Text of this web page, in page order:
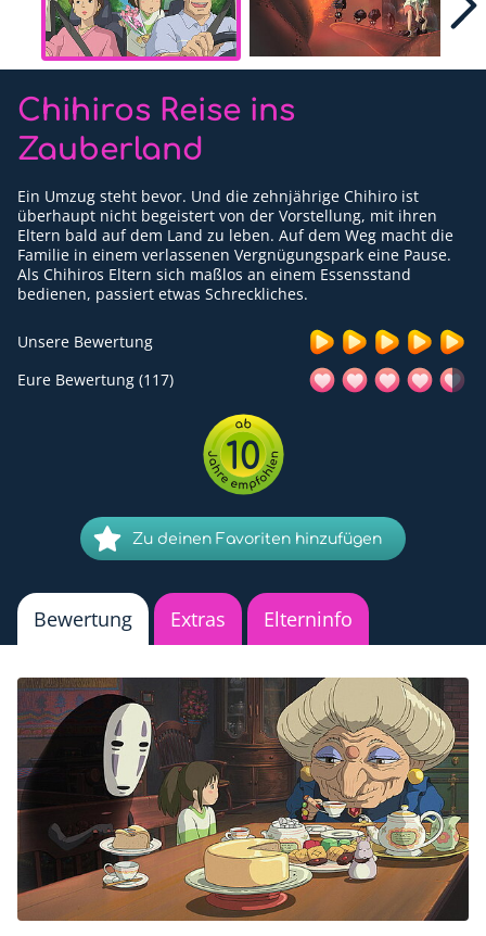
Für Erwachsene
Redaktion
Downloads
Presse
Kontakt
Datenschutzerklärung
Chihiros Reise ins
Zauberland
Ein Umzug steht bevor. Und die zehnjährige Chihiro ist
überhaupt nicht begeistert von der Vorstellung, mit ihren
Eltern bald auf dem Land zu leben. Auf dem Weg macht die
Familie in einem verlassenen Vergnügungspark eine Pause.
Als Chihiros Eltern sich maßlos an einem Essensstand
bedienen, passiert etwas Schreckliches.
Unsere Bewertung
Eure Bewertung (117)
10
Zu deinen Favoriten hinzufügen
Bewertung Extras Elterninfo